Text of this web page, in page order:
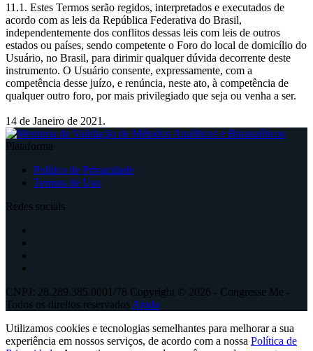
11.1. Estes Termos serão regidos, interpretados e executados de
acordo com as leis da República Federativa do Brasil,
independentemente dos conflitos dessas leis com leis de outros
estados ou países, sendo competente o Foro do local de domicílio do
Usuário, no Brasil, para dirimir qualquer dúvida decorrente deste
instrumento. O Usuário consente, expressamente, com a
competência desse juízo, e renúncia, neste ato, à competência de
qualquer outro foro, por mais privilegiado que seja ou venha a ser.
14 de Janeiro de 2021.
Plataforma
Política de Privacidade
Termos de Uso
Redes sociais
CNPJ: 28.289.385.0001/78 Copyright © 2026 - Congresse Me -
Todos os direitos reservados Ajuda
Utilizamos cookies e tecnologias semelhantes para melhorar a sua
experiência em nossos serviços, de acordo com a nossa Política de